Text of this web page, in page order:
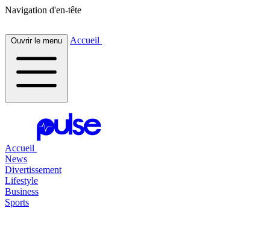
Navigation d'en-tête
Ouvrir le menu Accueil
Accueil
News
Divertissement
Lifestyle
Business
Sports